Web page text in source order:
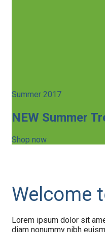
Summer 2017
NEW Summer
Shop now
Welcome
Lorem ipsum dolor sit
diam nonummy nibh